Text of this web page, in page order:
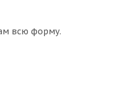
всю форму.